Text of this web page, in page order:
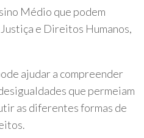
Médio que podem
e Direitos Humanos,
ajudar a compreender
que permeiam
as diferentes formas de